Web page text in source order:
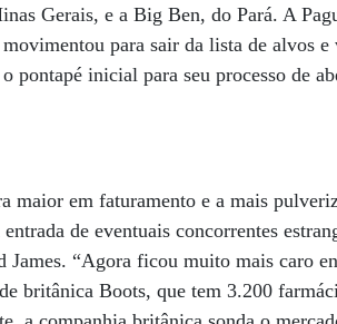
Gerais, e a Big Ben, do Pará. A
para sair da lista de alvos
pontapé inicial para seu processo de
maior em faturamento e a mais
de eventuais concorrentes
“Agora ficou muito mais caro
britânica Boots, que tem 3.200